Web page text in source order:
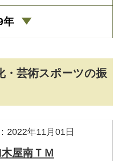
・芸術スポーツの振
2022年11月01日
屋南ＴＭ
年